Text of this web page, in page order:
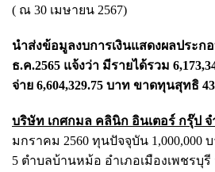
( ณ 30 เมษายน 2567)
นำส่งข้อมูลงบการเงินแสดงผลประก
ธ.ค.2565 แจ้งว่า มีรายได้รวม
จ่าย 6,604,329.75 บาท ขาดทุนสุทธิ
บริษัท เกศกมล คลินิก อินเตอร์ กรุ๊ป จ
มกราคม 2560 ทุนปัจจุบัน 1,000,000
5 ตำบลบ้านหม้อ อำเภอเมืองเพชรบุรี